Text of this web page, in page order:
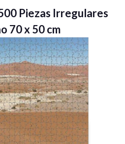
Piezas Irregulares
70 x 50 cm